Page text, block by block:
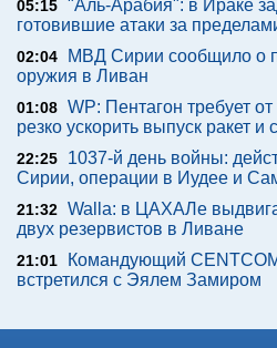
05:15 "Аль-Арабия": в Ираке
готовившие атаки за
02:04
МВД Сирии сообщило о
оружия в Ливан
01:08 WP: Пентагон требует
резко ускорить выпуск ракет
22:25
1037-й день войны:
Сирии, операции в Иудее и
21:32 Walla: в ЦАХАЛе
двух резервистов в Ливане
21:01
Командующий
встретился с Эялем Замиром